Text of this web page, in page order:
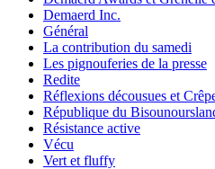
Demaerd Inc.
Général
La contribution du samedi
Les pignouferies de la presse
Redite
Réflexions décousues et
République du
Résistance active
Vécu
Vert et fluffy